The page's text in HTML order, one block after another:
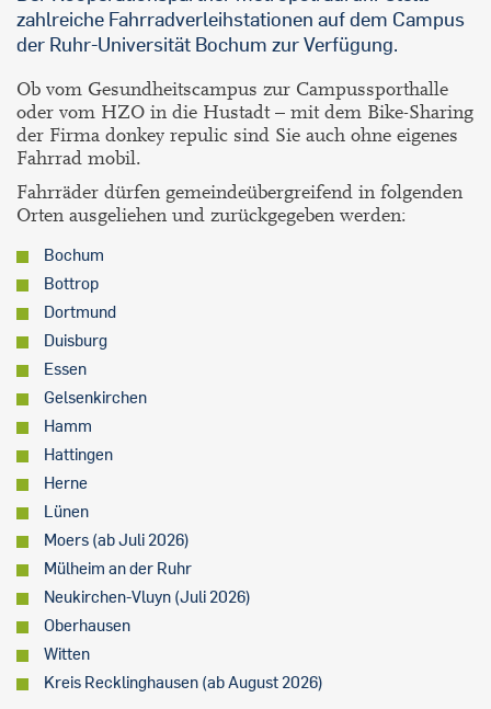
zahlreiche Fahrradverleihstationen auf dem Campus
der Ruhr-Universität Bochum zur Verfügung.
Ob vom Gesundheitscampus zur Campussporthalle
oder vom HZO in die Hustadt – mit dem Bike-Sharing
der Firma donkey repulic sind Sie auch ohne eigenes
Fahrrad mobil.
Fahrräder dürfen gemeindeübergreifend in folgenden
Orten ausgeliehen und zurückgegeben werden:
Bochum
Bottrop
Dortmund
Duisburg
Essen
Gelsenkirchen
Hamm
Hattingen
Herne
Lünen
Moers (ab Juli 2026)
Mülheim an der Ruhr
Neukirchen-Vluyn (Juli 2026)
Oberhausen
Witten
Kreis Recklinghausen (ab August 2026)